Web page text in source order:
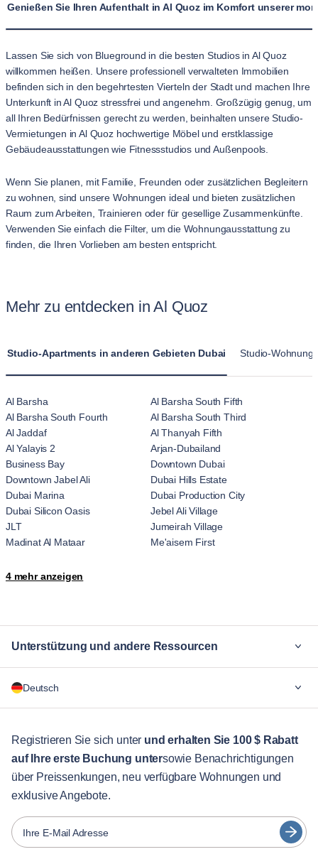
Genießen Sie Ihren Aufenthalt in Al Quoz im Komfort unserer
Lassen Sie sich von Blueground in die besten Studios in Al Quoz
willkommen heißen. Unsere professionell verwalteten Immobilien
befinden sich in den begehrtesten Vierteln der Stadt und machen Ihre
Unterkunft in Al Quoz stressfrei und angenehm. Großzügig genug, um
all Ihren Bedürfnissen gerecht zu werden, beinhalten unsere Studio-
Vermietungen in Al Quoz hochwertige Möbel und erstklassige
Gebäudeausstattungen wie Fitnessstudios und Außenpools.
Wenn Sie planen, mit Familie, Freunden oder zusätzlichen Begleitern
zu wohnen, sind unsere Wohnungen ideal und bieten zusätzlichen
Raum zum Arbeiten, Trainieren oder für gesellige Zusammenkünfte.
Verwenden Sie einfach die Filter, um die Wohnungausstattung zu
finden, die Ihren Vorlieben am besten entspricht.
Mehr zu entdecken in Al Quoz
Studio-Apartments in anderen Gebieten Dubai Studio-
Al Barsha
Al Barsha South Fifth
Al Barsha South Fourth
Al Barsha South Third
Al Jaddaf
Al Thanyah Fifth
Al Yalayis 2
Arjan-Dubailand
Business Bay
Downtown Dubai
Downtown Jabel Ali
Dubai Hills Estate
Dubai Marina
Dubai Production City
Dubai Silicon Oasis
Jebel Ali Village
JLT
Jumeirah Village
Madinat Al Mataar
Me'aisem First
The Palm Jumeirah
4 mehr anzeigen
Unterstützung und andere Ressourcen
Für Unternehmen
Gästebetreuung
Stadt-Guide
Partner
Vermieter von Möbeln
Vermieter
Deutsch
English
Português
Español
Français
Registrieren Sie sich unter und erhalten Sie 100 $ Rabatt
auf Ihre erste Buchung untersowie Benachrichtigungen
über Preissenkungen, neu verfügbare Wohnungen und
exklusive Angebote.
Ihre E-Mail Adresse